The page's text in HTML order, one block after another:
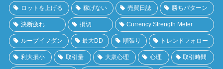
ロットを上げる 稼げない 売買日誌 勝ちパターン
決断疲れ 損切 Currency Strength Meter
ループイフダン 最大DD 順張り トレンドフォロー
利大損小 取引量 大衆心理 心理 取引時間